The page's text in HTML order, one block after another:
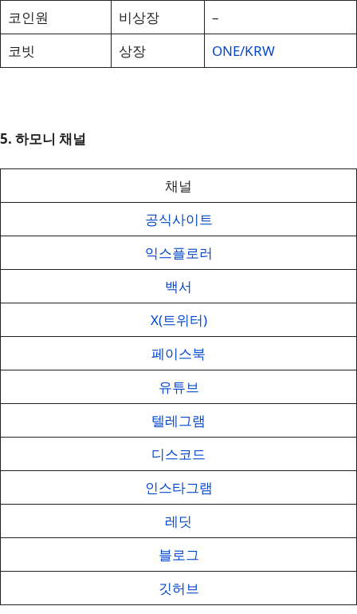
코인원
비상장
–
코빗
상장 ONE/KRW
5. 하모니 채널
채널
공식사이트
익스플로러
백서
X(트위터)
페이스북
유튜브
텔레그램
디스코드
인스타그램
레딧
블로그
깃허브